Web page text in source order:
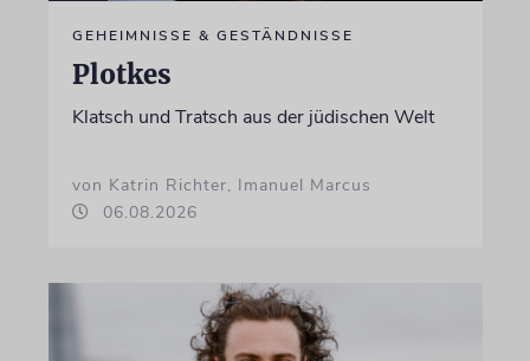
GEHEIMNISSE & GESTÄNDNISSE
Plotkes
Klatsch und Tratsch aus der jüdischen Welt
von Katrin Richter, Imanuel Marcus
06.08.2026